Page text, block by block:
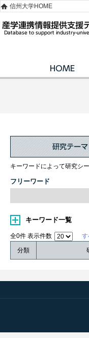
信州大学HOME
キーワードによって研究シ
フリーワード
キーワード一覧
全0件 表示件数
分類